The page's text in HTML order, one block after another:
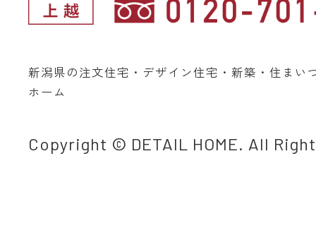
新潟県の注文住宅・デザイン住宅・新築・住まい
ホーム
Copyright © DETAIL HOME. All